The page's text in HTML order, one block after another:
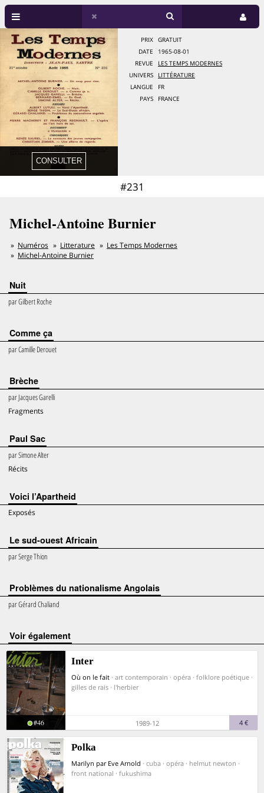
#231
PRIX
GRATUIT
DATE
1965-08-01
REVUE
LES TEMPS MODERNES
UNIVERS
LITTÉRATURE
LANGUE
FR
PAYS
FRANCE
Michel-Antoine Burnier
Numéros Litterature
Les Temps Modernes
Michel-Antoine Burnier
Nuit
parGilbert Roche
Comme ça
parCamille Derouet
Brèche
parJacques Garelli
Fragments
Paul Sac
parSimone Alter
Récits
Voici l’Apartheid
Exposés
Le sud-ouest Africain
parSerge Thion
Problèmes du nationalisme Angolais
parGérard Chaliand
voir également
Inter
Où on le fait · art contemporain · opéra · folklore poétique ·
gilles de rais · l'herbier
#46 1989-12 4 €
Polka
Marilyn par Eve Arnold · cuba · opéra · helmut newton ·
front national · fukushima